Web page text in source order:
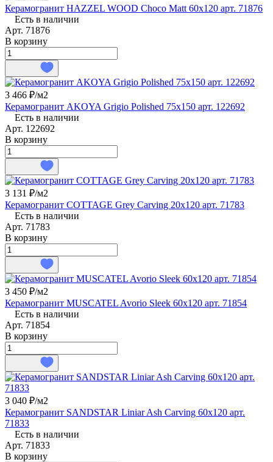
Керамогранит HAZZEL WOOD Choco Matt 60x120 арт. 71876
Есть в наличии
Арт. 71876
В корзину
3 466 ₽/м2
Керамогранит AKOYA Grigio Polished 75x150 арт. 122692
Есть в наличии
Арт. 122692
В корзину
3 131 ₽/м2
Керамогранит COTTAGE Grey Carving 20x120 арт. 71783
Есть в наличии
Арт. 71783
В корзину
3 450 ₽/м2
Керамогранит MUSCATEL Avorio Sleek 60x120 арт. 71854
Есть в наличии
Арт. 71854
В корзину
3 040 ₽/м2
Керамогранит SANDSTAR Liniar Ash Carving 60x120 арт.
71833
Есть в наличии
Арт. 71833
В корзину